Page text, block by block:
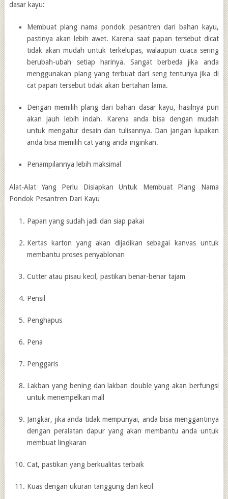
dasar kayu:
Membuat plang nama pondok pesantren dari bahan kayu,
pastinya akan lebih awet. Karena saat papan tersebut dicat
tidak akan mudah untuk terkelupas, walaupun cuaca sering
berubah-ubah setiap harinya. Sangat berbeda jika anda
menggunakan plang yang terbuat dari seng tentunya jika di
cat papan tersebut tidak akan bertahan lama.
Dengan memilih plang dari bahan dasar kayu, hasilnya pun
akan jauh lebih indah. Karena anda bisa dengan mudah
untuk mengatur desain dan tulisannya. Dan jangan lupakan
anda bisa memilih cat yang anda inginkan.
Penampilannya lebih maksimal
Alat-Alat Yang Perlu Disiapkan Untuk Membuat Plang Nama
Pondok Pesantren Dari Kayu
Papan yang sudah jadi dan siap pakai
Kertas karton yang akan dijadikan sebagai kanvas untuk
membantu proses penyablonan
Cutter atau pisau kecil, pastikan benar-benar tajam
Pensil
Penghapus
Pena
Penggaris
Lakban yang bening dan lakban double yang akan berfungsi
untuk menempelkan mall
Jangkar, jika anda tidak mempunyai, anda bisa menggantinya
dengan peralatan dapur yang akan membantu anda untuk
membuat lingkaran
Cat, pastikan yang berkualitas terbaik
Kuas dengan ukuran tanggung dan kecil